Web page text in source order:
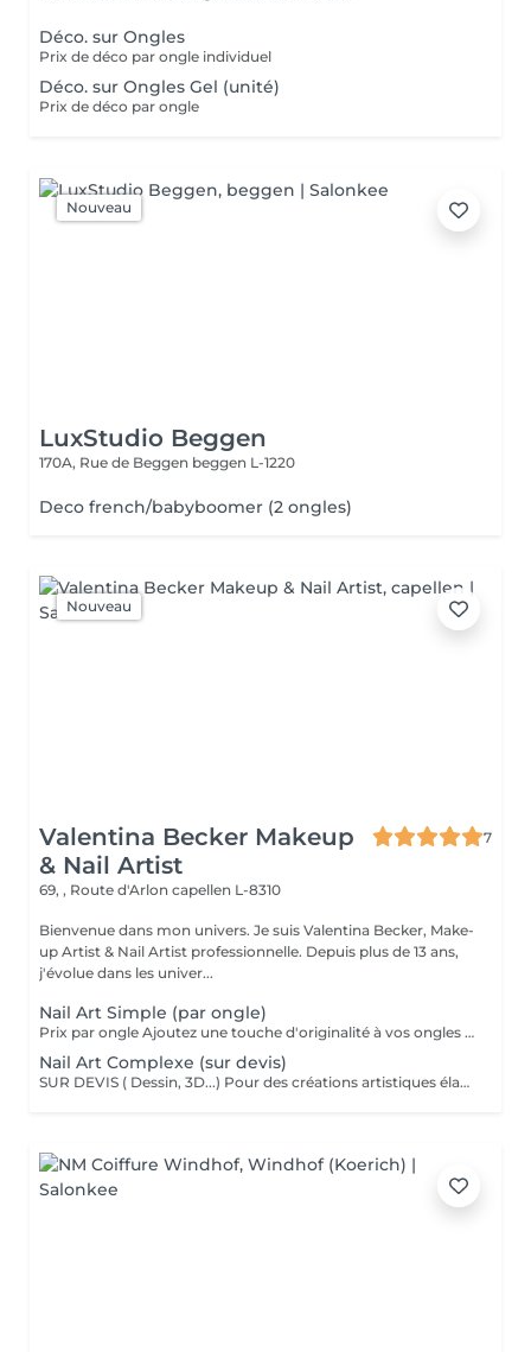
Déco. sur Ongles
Prix de déco par ongle individuel
Déco. sur Ongles Gel (unité)
Prix de déco par ongle
Nouveau
LuxStudio Beggen
170A, Rue de Beggen beggen L-1220
Deco french/babyboomer (2 ongles)
Nouveau
Valentina Becker Makeup
& Nail Artist
7
69, , Route d'Arlon capellen L-8310
Bienvenue dans mon univers. Je suis Valentina Becker, Make-
up Artist & Nail Artist professionnelle. Depuis plus de 13 ans,
j'évolue dans les univer...
Nail Art Simple (par ongle)
Prix par ongle Ajoutez une touche d'originalité à vos ongles avec un nail art discret et élégant. Petits motifs peints à la main, des strass, des paillettes, des effets ou de fines décorations sur un ou plusieurs ongles etc...
Nail Art Complexe (sur devis)
SUR DEVIS ( Dessin, 3D...) Pour des créations artistiques élaborées, des motifs détaillés peints à la main, des effets 3D, des incrustations ou des designs entièrement personnalisés.